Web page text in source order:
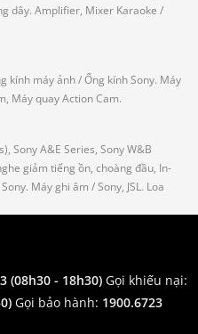
dây. Amplifier, Mixer Karaoke /
kính máy ảnh / Ống kính Sony. Máy
Máy quay Action Cam.
Sony A&E Series, Sony W&B
giảm tiếng ồn, choàng đầu, In-
Máy ghi âm / Sony, JSL. Loa
(08h30 - 18h30) Gọi khiếu nại:
Gọi bảo hành: 1900.6723